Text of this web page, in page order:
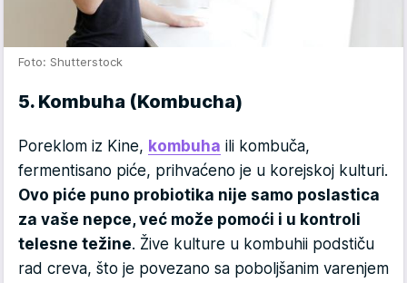
Foto: Shutterstock
5. Kombuha (Kombucha)
Poreklom iz Kine, kombuha ili kombuča,
fermentisano piće, prihvaćeno je u korejskoj kulturi.
Ovo piće puno probiotika nije samo poslastica
za vaše nepce, već može pomoći i u kontroli
telesne težine. Žive kulture u kombuhii podstiču
rad creva, što je povezano sa poboljšanim varenjem